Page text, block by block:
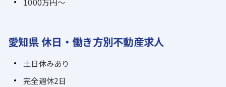
愛知県 休日・働き方別不動産求人
土日休みあり
完全週休2日